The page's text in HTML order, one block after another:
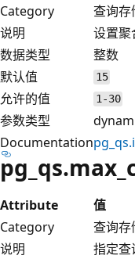
Category
查询存
说明
设置聚
数据类型
整数
默认值
15
允许的值 1-30
参数类型
Documentation
Attribute
值
Category
查询存
说明
指定查